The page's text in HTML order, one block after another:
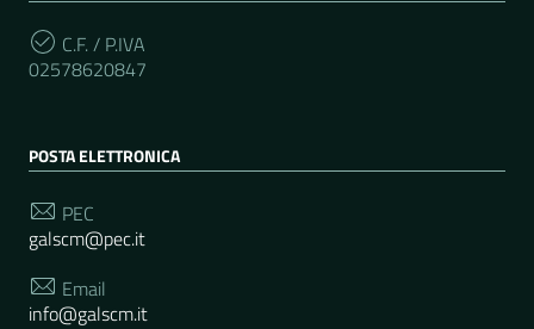
C.F. / P.IVA
02578620847
POSTA ELETTRONICA
PEC
galscm@pec.it
Email
info@galscm.it